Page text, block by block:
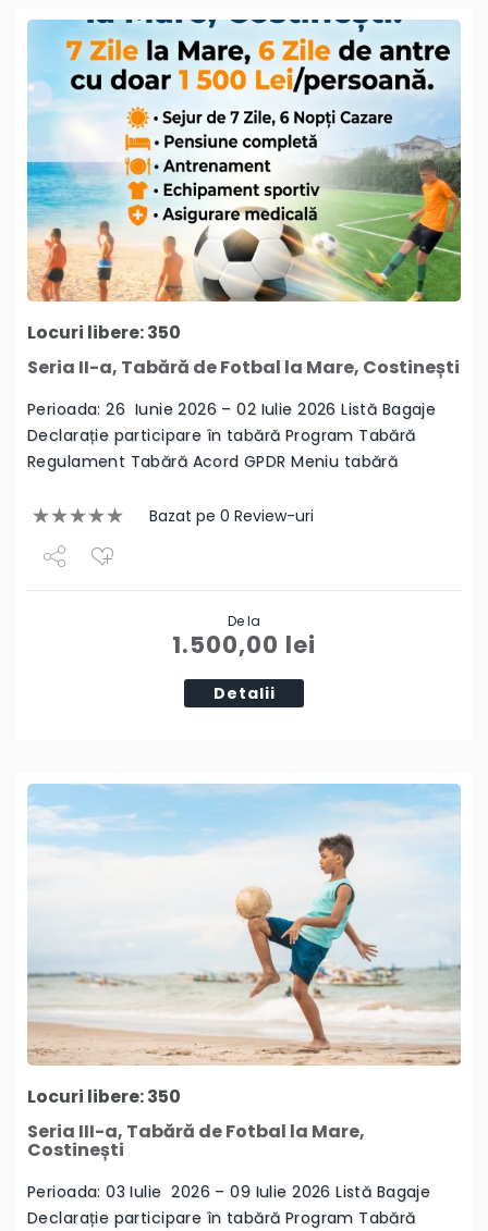
Locuri libere: 350
Seria II-a, Tabără de Fotbal la Mare, Costinești
Perioada: 26 Iunie 2026 – 02 Iulie 2026 Listă Bagaje
Declarație participare în tabără Program Tabără
Regulament Tabără Acord GPDR Meniu tabără
Bazat pe 0 Review-uri
De la
1.500,00 lei
Detalii
Locuri libere: 350
Seria III-a, Tabără de Fotbal la Mare,
Costinești
Perioada: 03 Iulie 2026 – 09 Iulie 2026 Listă Bagaje
Declarație participare în tabără Program Tabără